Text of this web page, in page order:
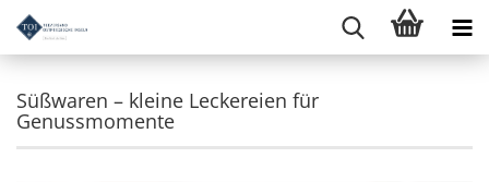
Süßwaren – kleine Leckereien für
Genussmomente